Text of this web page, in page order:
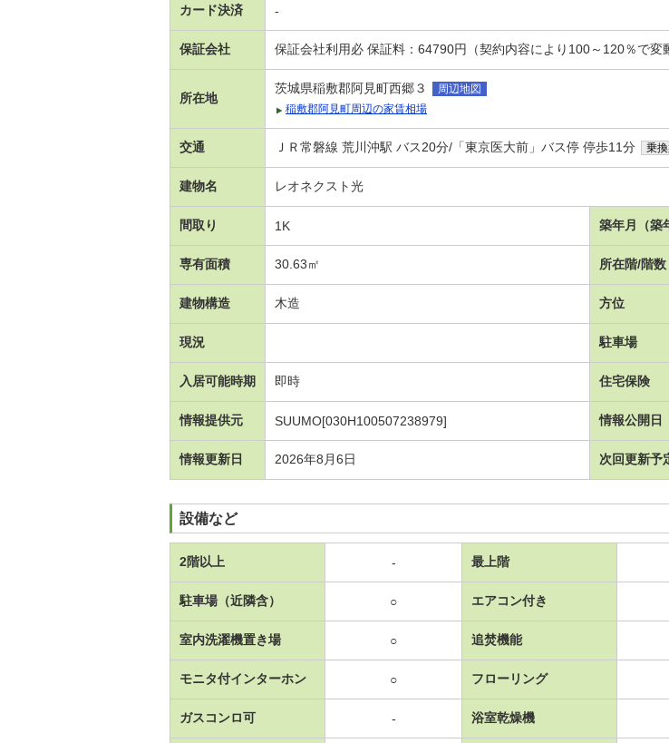
カード決済 -
保証会社 保証会社利用必 保証料：64790円（契約内容により100～120％で
所在地
茨城県稲敷郡阿見町西郷３
周辺地図
稲敷郡阿見町周辺の家賃相場
交通 ＪＲ常磐線 荒川沖駅 バス20分/「東京医大前」バス停 停歩11分 乗
建物名 レオネクスト光
間取り 1K 築年月（築
専有面積 30.63㎡ 所在階/階数
建物構造 木造 方位
現況 駐車場
入居可能時期 即時 住宅保険
情報提供元 SUUMO[030H100507238979] 情報公開日
情報更新日 2026年8月6日 次回更新予
設備など
2階以上 - 最上階
駐車場（近隣含） ○ エアコン付き
室内洗濯機置き場 ○ 追焚機能
モニタ付インターホン ○ フローリング
ガスコンロ可 - 浴室乾燥機